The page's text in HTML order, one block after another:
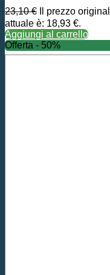
23,10€ Il prezzo
attuale è: 18,93 €.
Aggiungi al carrello
Offerta - 50%